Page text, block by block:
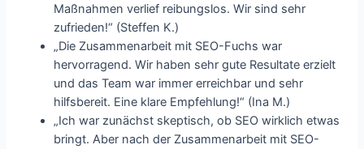
Maßnahmen verlief reibungslos. Wir sind sehr
zufrieden!“ (Steffen K.)
„Die Zusammenarbeit mit SEO-Fuchs war
hervorragend. Wir haben sehr gute Resultate erzielt
und das Team war immer erreichbar und sehr
hilfsbereit. Eine klare Empfehlung!“ (Ina M.)
„Ich war zunächst skeptisch, ob SEO wirklich etwas
bringt. Aber nach der Zusammenarbeit mit SEO-